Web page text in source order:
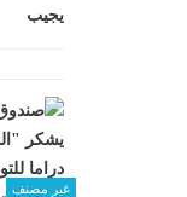
يجيب
غير مصنف